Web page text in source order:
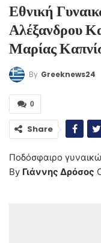
Εθνική
Αλέξανδρου
Μαρίας
By Greeknews24
0
Share
Ποδόσφαιρο
By Γιάννης Δρόσος